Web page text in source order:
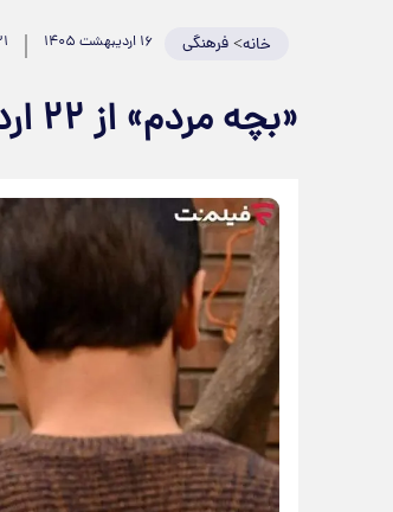
خانه>فرهنگی ۱۶ اردیبهشت ۱۴۰۵
«بچه مردم» از ۲۲ اردیبهشت در سینما آنلاین فیلم‌ نت